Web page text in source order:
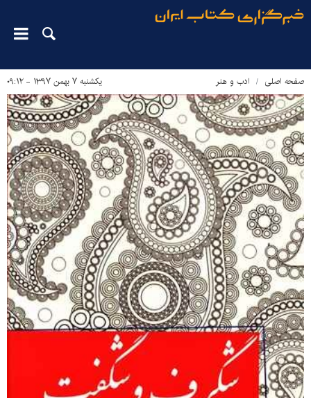
صفحه اصلی ادب و هنر یکشنبه ۷ بهمن ۱۳۹۷ - ۰۹:۱۲